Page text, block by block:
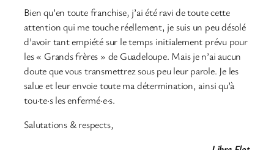
Bien qu’en toute franchise, j’ai été ravi de toute cette
attention qui me touche réellement, je suis un peu désolé
d’avoir tant empiété sur le temps initialement prévu pour
les « Grands frères » de Guadeloupe. Mais je n’ai aucun
doute que vous transmettrez sous peu leur parole. Je les
salue et leur envoie toute ma détermination, ainsi qu’à
tou·te·s les enfermé·e·s.
Salutations & respects,